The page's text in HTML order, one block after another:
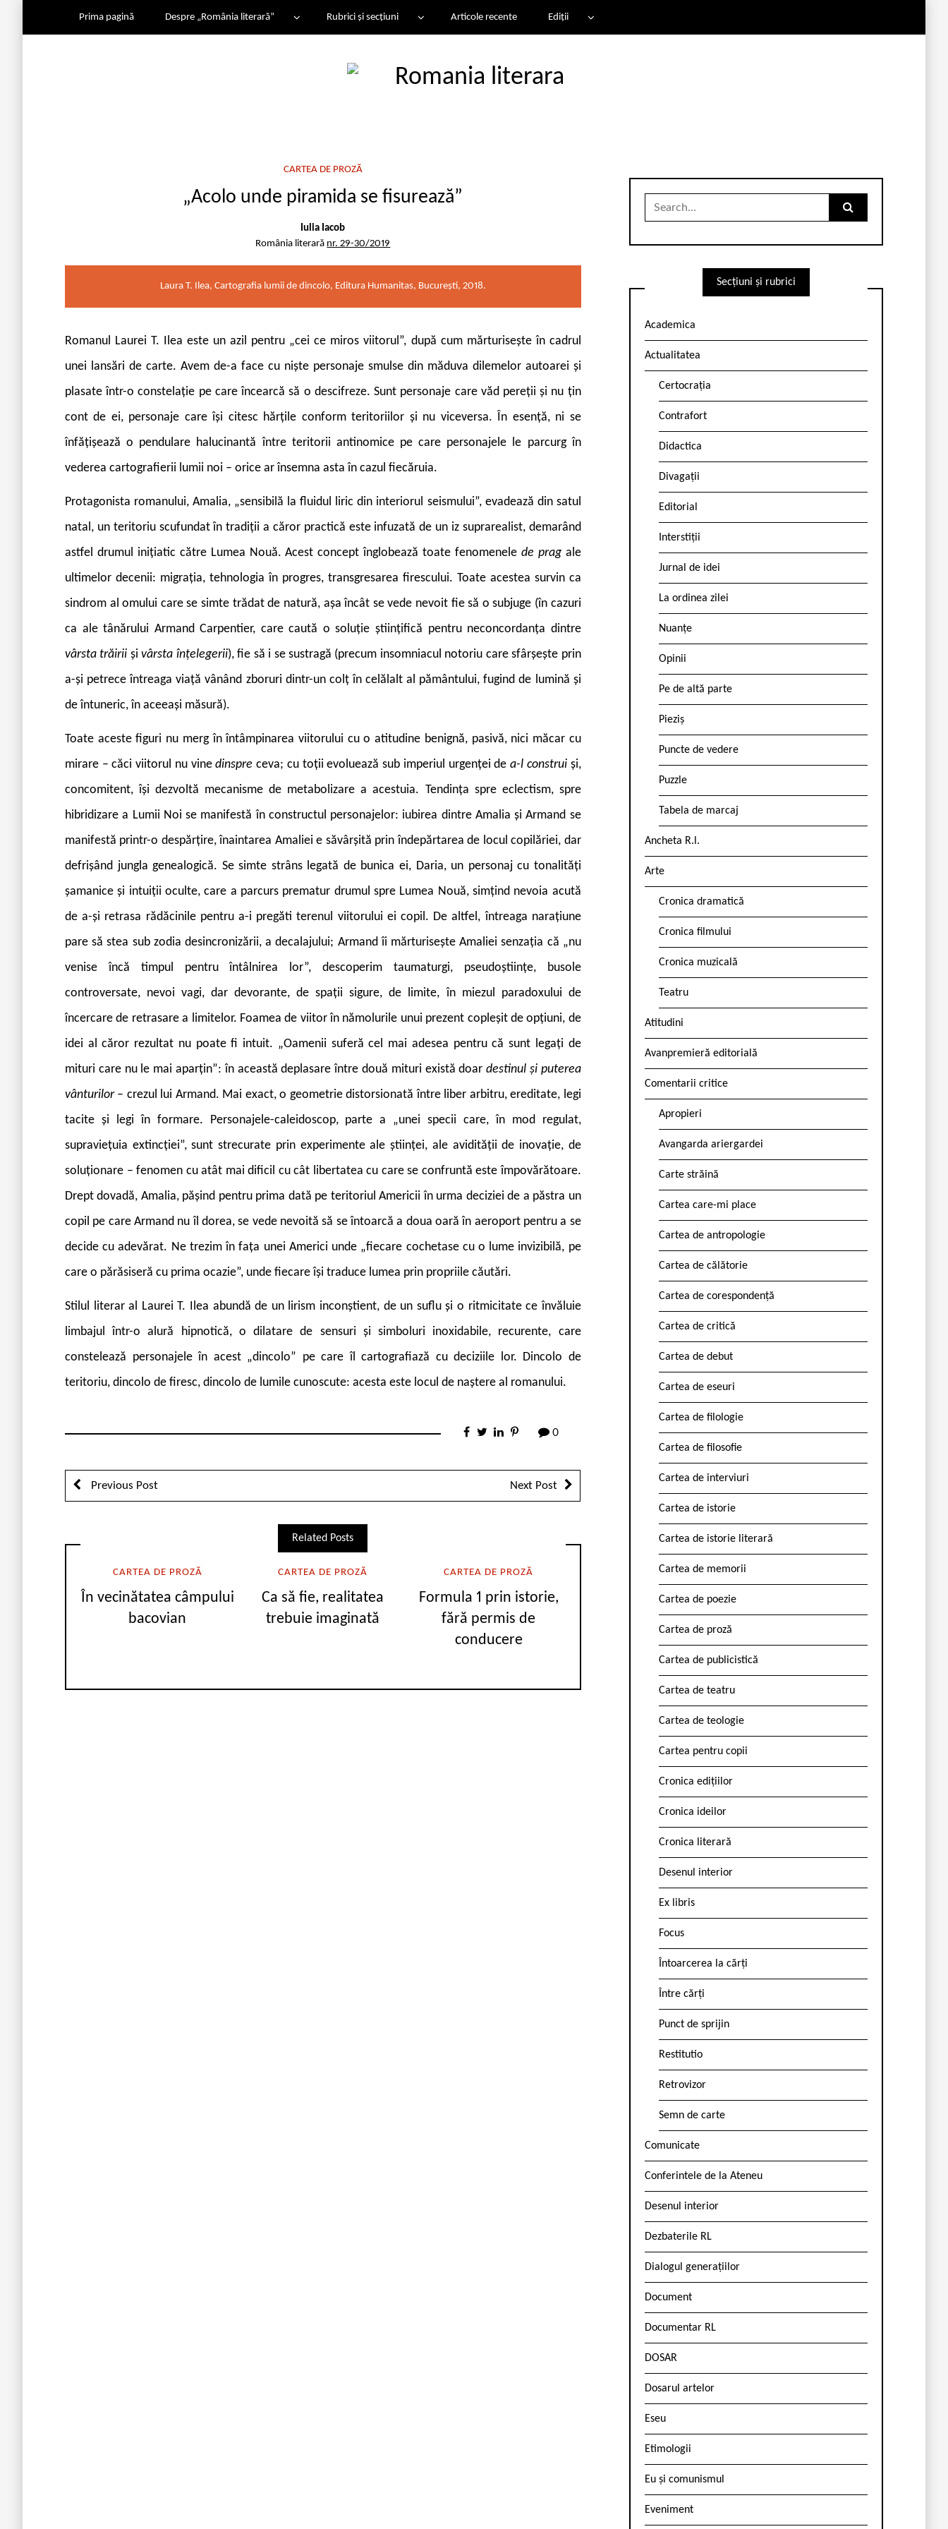
Prima pagină Despre „România literară” Rubrici și secțiuni Articole recente Ediții
CARTEA DE PROZĂ
„Acolo unde piramida se fisurează”
Iulia Iacob
România literară nr. 29-30/2019
Laura T. Ilea, Cartografia lumii de dincolo, Editura Humanitas, București, 2018.
Romanul Laurei T. Ilea este un azil pentru „cei ce miros viitorul”, după cum mărturisește în cadrul
unei lansări de carte. Avem de-a face cu niște personaje smulse din măduva dilemelor autoarei și
plasate într-o constelație pe care încearcă să o descifreze. Sunt personaje care văd pereții și nu țin
cont de ei, personaje care își citesc hărțile conform teritoriilor și nu viceversa. În esență, ni se
înfățișează o pendulare halucinantă între teritorii antinomice pe care personajele le parcurg în
vederea cartografierii lumii noi – orice ar însemna asta în cazul fiecăruia.
Protagonista romanului, Amalia, „sensibilă la fluidul liric din interiorul seismului”, evadează din satul
natal, un teritoriu scufundat în tradiții a căror practică este infuzată de un iz suprarealist, demarând
astfel drumul inițiatic către Lumea Nouă. Acest concept înglobează toate fenomenele de prag ale
ultimelor decenii: migrația, tehnologia în progres, transgresarea firescului. Toate acestea survin ca
sindrom al omului care se simte trădat de natură, așa încât se vede nevoit fie să o subjuge (în cazuri
ca ale tânărului Armand Carpentier, care caută o soluție științifică pentru neconcordanța dintre
vârsta trăirii șivârsta înțelegerii), fie să i se sustragă (precum insomniacul notoriu care sfârșește prin
a-și petrece întreaga viață vânând zboruri dintr-un colț în celălalt al pământului, fugind de lumină și
de întuneric, în aceeași măsură).
Toate aceste figuri nu merg în întâmpinarea viitorului cu o atitudine benignă, pasivă, nici măcar cu
mirare – căci viitorul nu vinedinspreceva; cu toții evoluează sub imperiul urgenței dea-l construiși,
concomitent, își dezvoltă mecanisme de metabolizare a acestuia. Tendința spre eclectism, spre
hibridizare a Lumii Noi se manifestă în constructul personajelor: iubirea dintre Amalia și Armand se
manifestă printr-o despărțire, înaintarea Amaliei e săvârșită prin îndepărtarea de locul copilăriei, dar
defrișând jungla genealogică. Se simte strâns legată de bunica ei, Daria, un personaj cu tonalități
șamanice și intuiții oculte, care a parcurs prematur drumul spre Lumea Nouă, simțind nevoia acută
de a-și retrasa rădăcinile pentru a-i pregăti terenul viitorului ei copil. De altfel, întreaga narațiune
pare să stea sub zodia desincronizării, a decalajului; Armand îi mărturisește Amaliei senzația că „nu
venise încă timpul pentru întâlnirea lor”, descoperim taumaturgi, pseudoștiințe, busole
controversate, nevoi vagi, dar devorante, de spații sigure, de limite, în miezul paradoxului de
încercare de retrasare a limitelor. Foamea de viitor în nămolurile unui prezent copleșit de opțiuni, de
idei al căror rezultat nu poate fi intuit. „Oamenii suferă cel mai adesea pentru că sunt legați de
mituri care nu le mai aparțin”: în această deplasare între două mituri există doardestinul și puterea
vânturilor – crezul lui Armand. Mai exact, o geometrie distorsionată între liber arbitru, ereditate, legi
tacite și legi în formare. Personajele-caleidoscop, parte a „unei specii care, în mod regulat,
supraviețuia extincției”, sunt strecurate prin experimente ale științei, ale avidității de inovație, de
soluționare – fenomen cu atât mai dificil cu cât libertatea cu care se confruntă este împovărătoare.
Drept dovadă, Amalia, pășind pentru prima dată pe teritoriul Americii în urma deciziei de a păstra un
copil pe care Armand nu îl dorea, se vede nevoită să se întoarcă a doua oară în aeroport pentru a se
decide cu adevărat. Ne trezim în fața unei Americi unde „fiecare cochetase cu o lume invizibilă, pe
care o părăsiseră cu prima ocazie”, unde fiecare își traduce lumea prin propriile căutări.
Stilul literar al Laurei T. Ilea abundă de un lirism inconștient, de un suflu și o ritmicitate ce învăluie
limbajul într-o alură hipnotică, o dilatare de sensuri și simboluri inoxidabile, recurente, care
constelează personajele în acest „dincolo” pe care îl cartografiază cu deciziile lor. Dincolo de
teritoriu, dincolo de firesc, dincolo de lumile cunoscute: acesta este locul de naștere al romanului.
0
Previous Post Next Post
Related Posts
CARTEA DE PROZĂ
În vecinătatea câmpului
bacovian
CARTEA DE PROZĂ
Ca să fie, realitatea
trebuie imaginată
CARTEA DE PROZĂ
Formula 1 prin istorie,
fără permis de
conducere
Secțiuni și rubrici
Academica
Actualitatea
Certocrația
Contrafort
Didactica
Divagații
Editorial
Interstiții
Jurnal de idei
La ordinea zilei
Nuanțe
Opinii
Pe de altă parte
Pieziș
Puncte de vedere
Puzzle
Tabela de marcaj
Ancheta R.l.
Arte
Cronica dramatică
Cronica filmului
Cronica muzicală
Teatru
Atitudini
Avanpremieră editorială
Comentarii critice
Apropieri
Avangarda ariergardei
Carte străină
Cartea care-mi place
Cartea de antropologie
Cartea de călătorie
Cartea de corespondență
Cartea de critică
Cartea de debut
Cartea de eseuri
Cartea de filologie
Cartea de filosofie
Cartea de interviuri
Cartea de istorie
Cartea de istorie literară
Cartea de memorii
Cartea de poezie
Cartea de proză
Cartea de publicistică
Cartea de teatru
Cartea de teologie
Cartea pentru copii
Cronica edițiilor
Cronica ideilor
Cronica literară
Desenul interior
Ex libris
Focus
Întoarcerea la cărți
Între cărți
Punct de sprijin
Restitutio
Retrovizor
Semn de carte
Comunicate
Conferintele de la Ateneu
Desenul interior
Dezbaterile RL
Dialogul generațiilor
Document
Documentar RL
DOSAR
Dosarul artelor
Eseu
Etimologii
Eu și comunismul
Eveniment